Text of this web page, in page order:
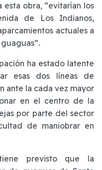
obra, “evitarían los
de Los Indianos,
actuales a
ha estado latente
esas dos líneas de
ante la cada vez mayor
en el centro de la
por parte del sector
de maniobrar en
previsto que la